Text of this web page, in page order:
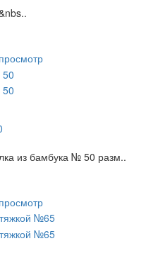
№ 50 разм..